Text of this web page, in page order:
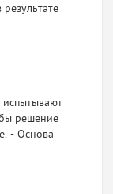
решение
- Основа